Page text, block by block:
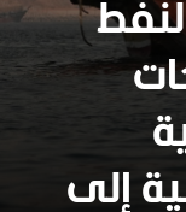
إلى
كلهـم
جميعا